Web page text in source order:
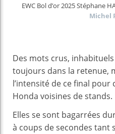
EWC Bol d’or 2025 Stéphane
Michel
Des mots crus,
toujours dans la retenue,
l’intensité de ce final pour
Honda voisines de stands.
Elles se sont bagarrées
à coups de secondes tant